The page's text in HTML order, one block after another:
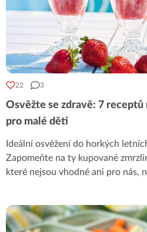
22 3
Osvěžte se zdravě: 7 receptů
pro malé děti
Ideální osvěžení do horkých
Zapomeňte na ty kupované
které nejsou vhodné ani pro nás,